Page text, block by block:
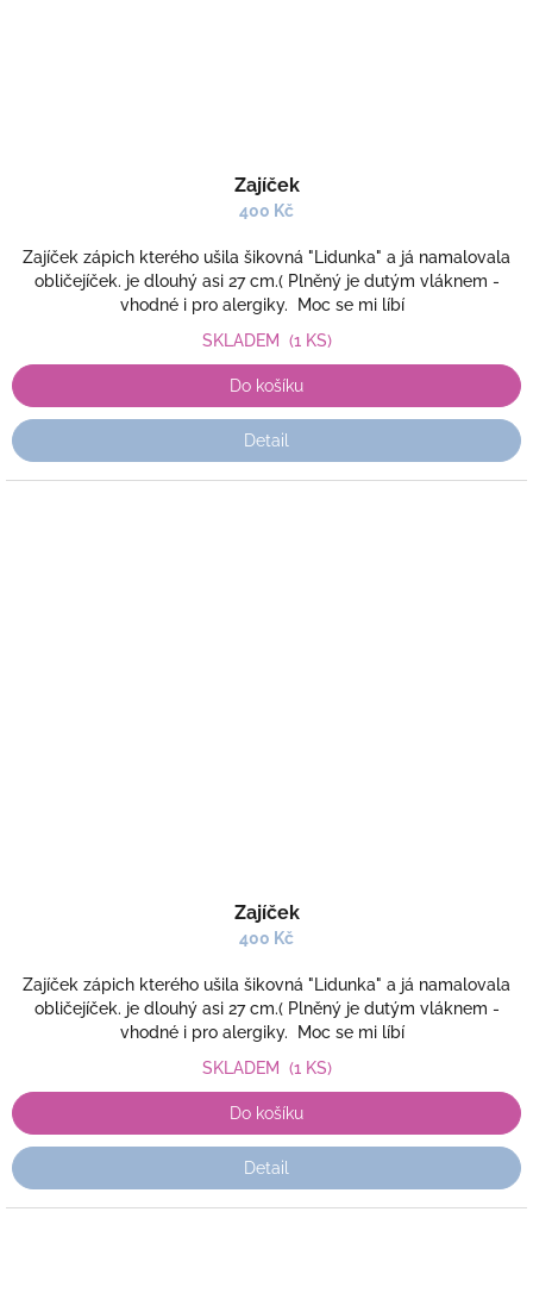
Zajíček
400 Kč
Zajíček zápich kterého ušila šikovná "Lidunka" a já namalovala
obličejíček. je dlouhý asi 27 cm.( Plněný je dutým vláknem -
vhodné i pro alergiky. Moc se mi líbí
SKLADEM (1 KS)
Do košíku
Detail
Zajíček
400 Kč
Zajíček zápich kterého ušila šikovná "Lidunka" a já namalovala
obličejíček. je dlouhý asi 27 cm.( Plněný je dutým vláknem -
vhodné i pro alergiky. Moc se mi líbí
SKLADEM (1 KS)
Do košíku
Detail